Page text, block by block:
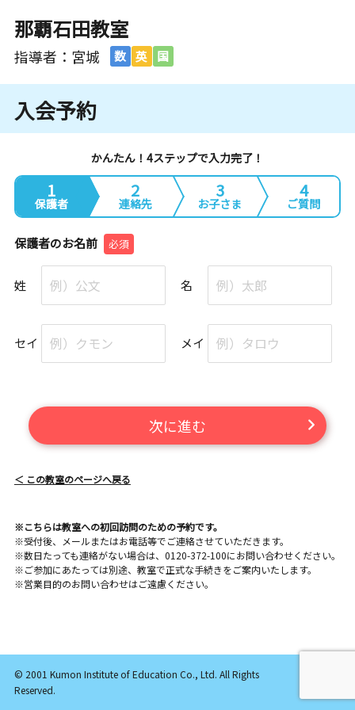
那覇石田教室
指導者：宮城 数 英 国
入会予約
かんたん！4ステップで入力完了！
1
保護者
2
連絡先
3
お子さま
4
ご質問
保護者のお名前 必須
姓 名
セイ メイ
次に進む
＜ この教室のページへ戻る
※こちらは教室への初回訪問のための予約です。
※受付後、メールまたはお電話等でご連絡させていただきます。
※数日たっても連絡がない場合は、0120-372-100にお問い合わせください。
※ご参加にあたっては別途、教室で正式な手続きをご案内いたします。
※営業目的のお問い合わせはご遠慮ください。
© 2001 Kumon Institute of Education Co., Ltd. All Rights
Reserved.